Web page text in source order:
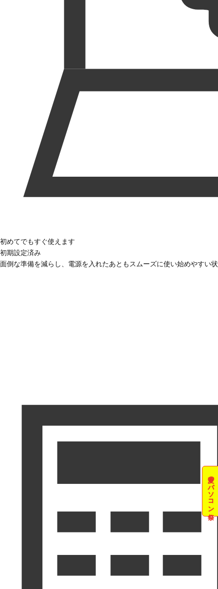
夏のパソコン祭
初めてでもすぐ使えます
初期設定済み
面倒な準備を減らし、電源を入れたあともスムーズに使い始めやすい